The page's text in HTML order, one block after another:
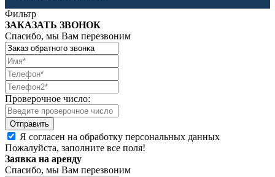
Фильтр
ЗАКАЗАТЬ ЗВОНОК
Спасибо, мы Вам перезвоним
Проверочное число:
Я согласен на обработку персональных данных
Пожалуйста, заполните все поля!
Заявка на аренду
Спасибо, мы Вам перезвоним